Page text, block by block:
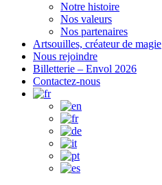
Notre histoire
Nos valeurs
Nos partenaires
Artsouilles, créateur de magie
Nous rejoindre
Billetterie – Envol 2026
Contactez-nous